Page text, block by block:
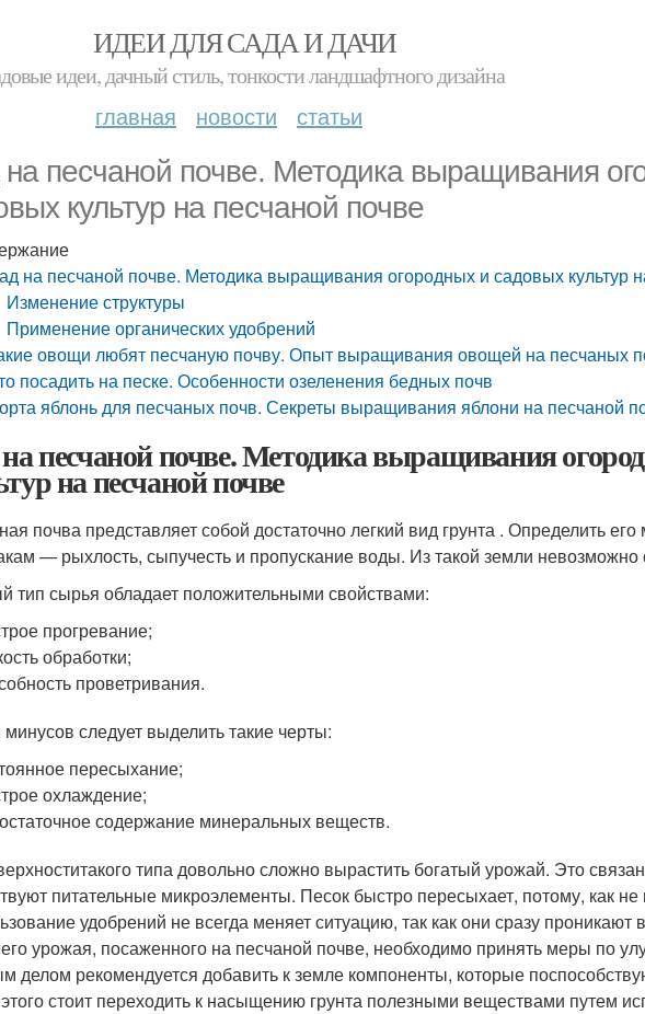
ИДЕИ ДЛЯ САДА И ДАЧИ
идеи, дачный стиль, тонкости ландшафтного дизайна
главная новости статьи
песчаной почве. Методика выращивания
культур на песчаной почве
на песчаной почве. Методика выращивания огородных и садовых культур
Изменение структуры
Применение органических удобрений
овощи любят песчаную почву. Опыт выращивания овощей на песчаных
посадить на песке. Особенности озеленения бедных почв
яблонь для песчаных почв. Секреты выращивания яблони на песчаной
песчаной почве. Методика выращивания
на песчаной почве
почва представляет собой достаточно легкий вид грунта . Определить
— рыхлость, сыпучесть и пропускание воды. Из такой земли невозможно
тип сырья обладает положительными свойствами:
прогревание;
обработки;
проветривания.
следует выделить такие черты:
пересыхание;
охлаждение;
содержание минеральных веществ.
типа довольно сложно вырастить богатый урожай. Это
питательные микроэлементы. Песок быстро пересыхает, потому, как
удобрений не всегда меняет ситуацию, так как они сразу
урожая, посаженного на песчаной почве, необходимо принять меры по
делом рекомендуется добавить к земле компоненты, которые
стоит переходить к насыщению грунта полезными веществами путем